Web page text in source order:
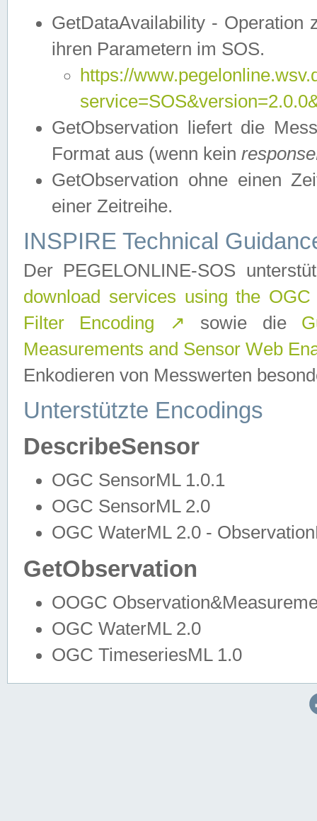
GetDataAvailability - Operation
ihren Parametern im SOS.
https://
GetObservation liefert die
Format aus (wenn kein
GetObservation ohne einen
einer Zeitreihe.
INSPIRE Technical
Der PEGELONLINE-SOS
download services using the
Filter Encoding
↗ sowie die
Measurements and Sensor Web
Enkodieren von Messwerten
Unterstützte Encodings
DescribeSensor
OGC SensorML 1.0.1
OGC SensorML 2.0
OGC WaterML 2.0 -
GetObservation
OOGC
OGC WaterML 2.0
OGC TimeseriesML 1.0